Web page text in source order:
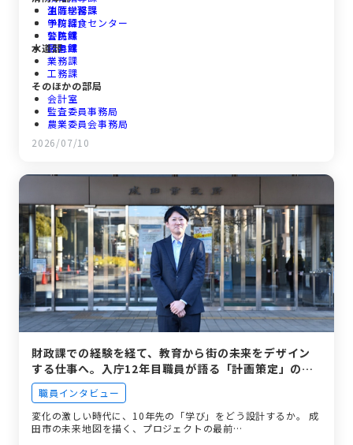
生涯学習課
学校給食センター
公民館
図書館
消防総務課
予防課
警防課
救急課
水道部
業務課
工務課
そのほかの部局
会計室
監査委員事務局
農業委員会事務局
議会事務局
選挙管理委員会事務局
2026/07/10
財政課での経験を経て、教育から街の未来をデザイン
する仕事へ。入庁12年目職員が語る「計画策定」のリ
アル。
職員インタビュー
変化の激しい時代に、10年先の「学び」をどう設計するか。 成
田市の未来地図を描く、プロジェクトの最前…